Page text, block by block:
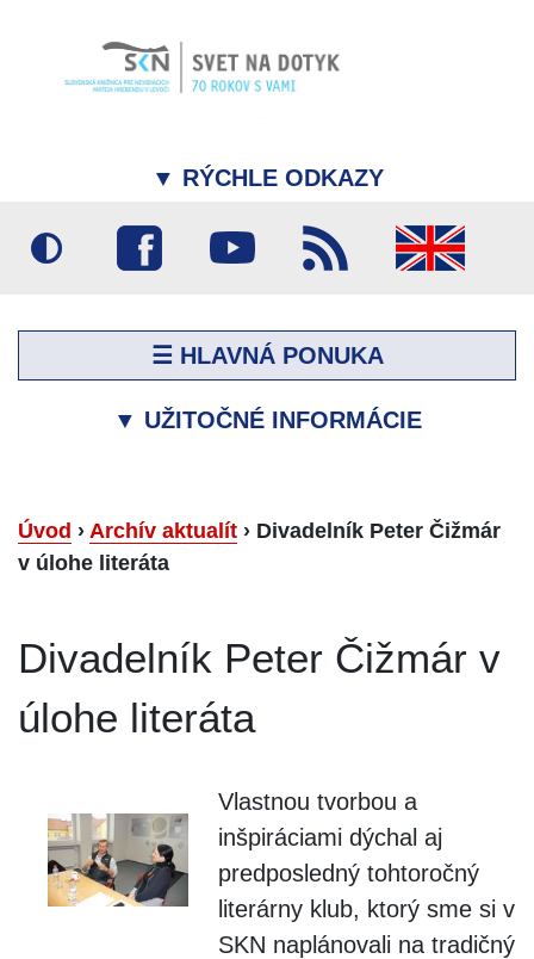
▼ RÝCHLE ODKAZY
☰ HLAVNÁ PONUKA
▼ UŽITOČNÉ INFORMÁCIE
Úvod › Archív aktualít › Divadelník Peter Čižmár
v úlohe literáta
Divadelník Peter Čižmár v
úlohe literáta
Vlastnou tvorbou a
inšpiráciami dýchal aj
predposledný tohtoročný
literárny klub, ktorý sme si v
SKN naplánovali na tradičný